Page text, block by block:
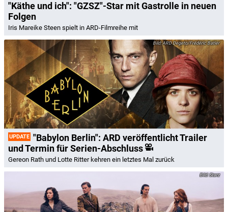
"Käthe und ich": "GZSZ"-Star mit Gastrolle in neuen
Folgen
Iris Mareike Steen spielt in ARD-Filmreihe mit
ARD Degeto/Frédéric Batier
UPDATE "Babylon Berlin": ARD veröffentlicht Trailer
und Termin für Serien-Abschluss
Gereon Rath und Lotte Ritter kehren ein letztes Mal zurück
Starz